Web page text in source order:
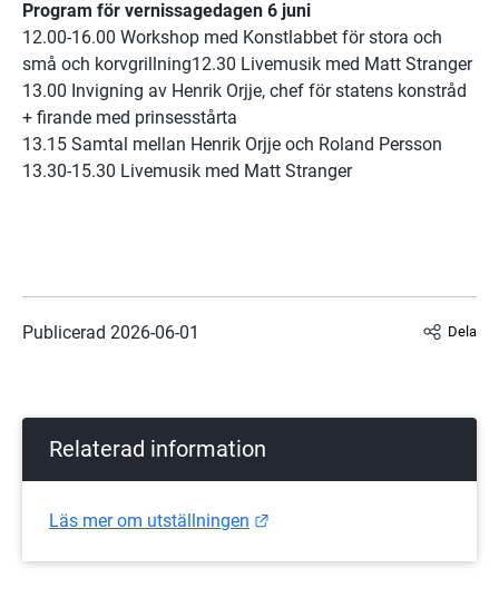
Program för vernissagedagen 6 juni
12.00-16.00 Workshop med Konstlabbet för stora och
små och korvgrillning12.30 Livemusik med Matt Stranger
13.00 Invigning av Henrik Orjje, chef för statens konstråd
+ firande med prinsesstårta
13.15 Samtal mellan Henrik Orjje och Roland Persson
13.30-15.30 Livemusik med Matt Stranger
Publicerad 2026-06-01 Dela
Relaterad information
Läs mer om utställningen